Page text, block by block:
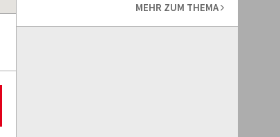
MEHR ZUM THEMA